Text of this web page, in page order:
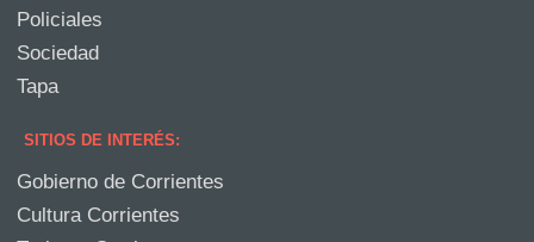
Policiales
Sociedad
Tapa
SITIOS DE INTERÉS:
Gobierno de Corrientes
Cultura Corrientes